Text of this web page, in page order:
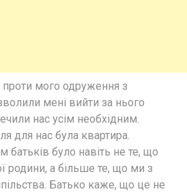
проти мого одруження з
мені вийти за нього
нас усім необхідним.
для нас була квартира.
було навіть не те, що
родини, а більше те, що ми з
Батько каже, що це не